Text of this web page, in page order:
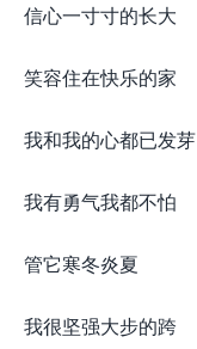
信心一寸寸的长大
笑容住在快乐的家
我和我的心都已发芽
我有勇气我都不怕
管它寒冬炎夏
我很坚强大步的跨